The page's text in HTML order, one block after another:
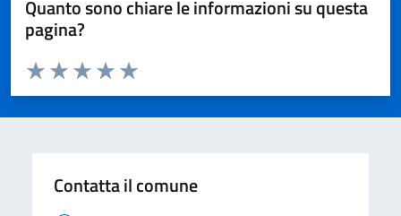
Quanto sono chiare le informazioni su questa
pagina?
Domanda
Valuta da 1 a 5 stelle la pagina
Valuta 5 stelle su 5
Valuta 4 stelle su 5
Valuta 3 stelle su 5
Valuta 2 stelle su 5
Valuta 1 stelle su 5
Contatta il comune